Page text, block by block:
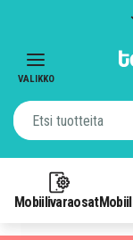
VALIKKO
Mobiilivaraosat